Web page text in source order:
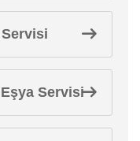
Servisi